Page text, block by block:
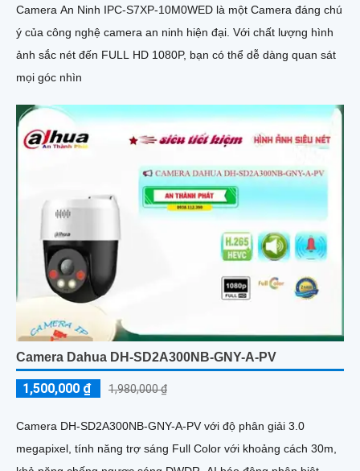
Camera An Ninh IPC-S7XP-10M0WED là một Camera đáng chú
ý của công nghệ camera an ninh hiện đại. Với chất lượng hình
ảnh sắc nét đến FULL HD 1080P, bạn có thể dễ dàng quan sát
mọi góc nhìn
Camera Dahua DH-SD2A300NB-GNY-A-PV
1,500,000 ₫ 1,980,000 ₫
Camera DH-SD2A300NB-GNY-A-PV với độ phân giải 3.0
megapixel, tính năng trợ sáng Full Color với khoảng cách 30m,